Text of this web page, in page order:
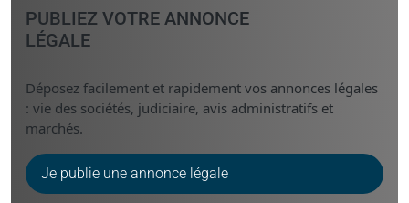
PUBLIEZ VOTRE ANNONCE
LÉGALE
Déposez facilement et rapidement vos annonces légales
: vie des sociétés, judiciaire, avis administratifs et
marchés.
Je publie une annonce légale